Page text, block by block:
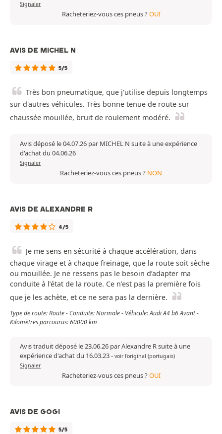
Signaler
Racheteriez-vous ces pneus ?OUI
AVIS DE MICHEL N
5/5
Très bon pneumatique, que j'utilise depuis longtemps
sur d'autres véhicules. Très bonne tenue de route sur
chaussée mouillée, bruit de roulement modéré.
Avis déposé le 04.07.26 par MICHEL N suite à une expérience
d'achat du 04.06.26
Signaler
Racheteriez-vous ces pneus ? NON
AVIS DE ALEXANDRE R
4/5
Je me sens en sécurité à chaque accélération, dans
chaque virage et à chaque freinage, que la route soit sèche
ou mouillée. Je ne ressens pas le besoin d’adapter ma
conduite à l’état de la route. Ce n’est pas la première fois
que je les achète, et ce ne sera pas la dernière.
Type de route: Route - Conduite: Normale - Véhicule: Audi A4 b6 Avant -
Kilomètres parcourus: 60000 km
Avis traduit déposé le 23.06.26 par Alexandre R suite à une
expérience d'achat du 16.03.23- voir l'original (portugais)
Signaler
Racheteriez-vous ces pneus ?OUI
AVIS DE GOGI
5/5